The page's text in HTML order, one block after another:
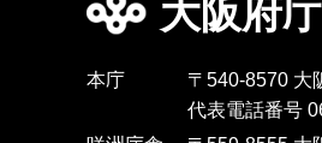
大阪府庁
本庁
〒540-8570 大
代表電話番号